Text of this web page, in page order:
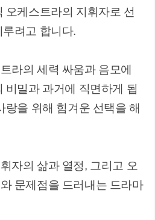
오케스트라의 지휘자로 선
려고 합니다.
라의 세력 싸움과 음모에
비밀과 과거에 직면하게 됩
랑을 위해 힘겨운 선택을 해
자의 삶과 열정, 그리고 오
문제점을 드러내는 드라마